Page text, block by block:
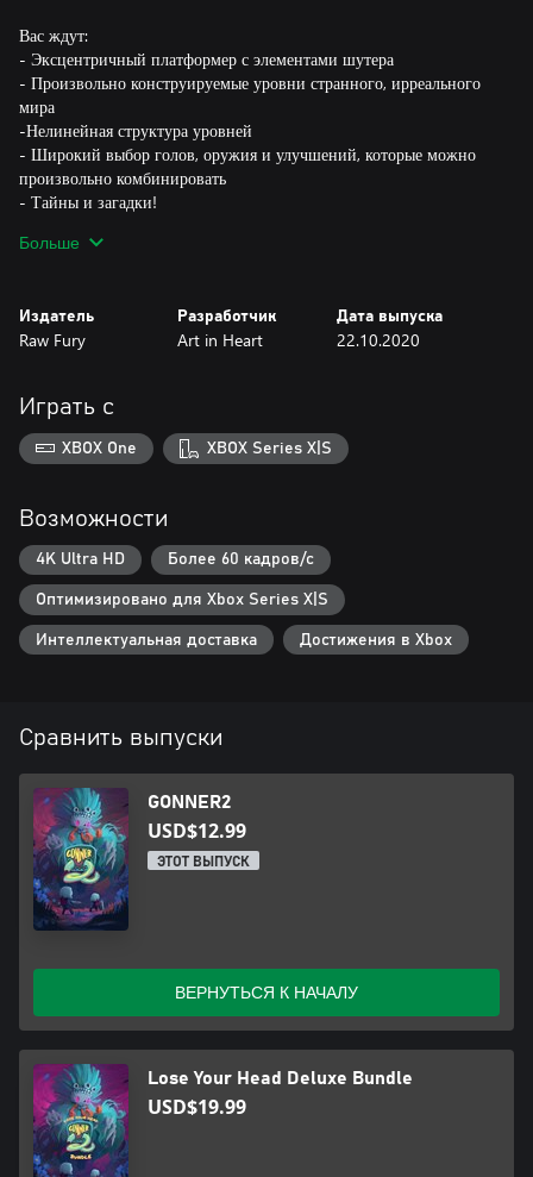
Вас ждут:
- Эксцентричный платформер с элементами шутера
- Произвольно конструируемые уровни странного, ирреального
мира
-Нелинейная структура уровней
- Широкий выбор голов, оружия и улучшений, которые можно
произвольно комбинировать
- Тайны и загадки!
GoNNER 2 – это продолжение GoNNER, игры-лауреата премии
Больше
Издатель
Raw Fury
Разработчик
Art in Heart
Дата выпуска
22.10.2020
Играть с
XBOX One XBOX Series X|S
Возможности
4K Ultra HD Более 60 кадров/с
Оптимизировано для Xbox Series X|S
Интеллектуальная доставка Достижения в Xbox
Сравнить выпуски
GONNER2
USD$12.99
ЭТОТ ВЫПУСК
ВЕРНУТЬСЯ К НАЧАЛУ
Lose Your Head Deluxe Bundle
USD$19.99